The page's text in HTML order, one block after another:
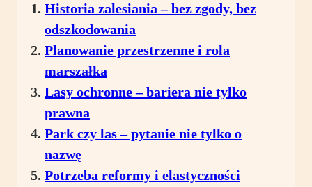
Historia zalesiania – bez zgody, bez
odszkodowania
Planowanie przestrzenne i rola
marszałka
Lasy ochronne – bariera nie tylko
prawna
Park czy las – pytanie nie tylko o
nazwę
Potrzeba reformy i elastyczności